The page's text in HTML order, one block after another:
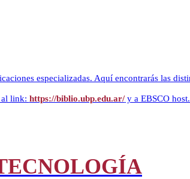
especializadas. Aquí encontrarás las
al link: https://biblio.ubp.edu.ar/y a EBSCO